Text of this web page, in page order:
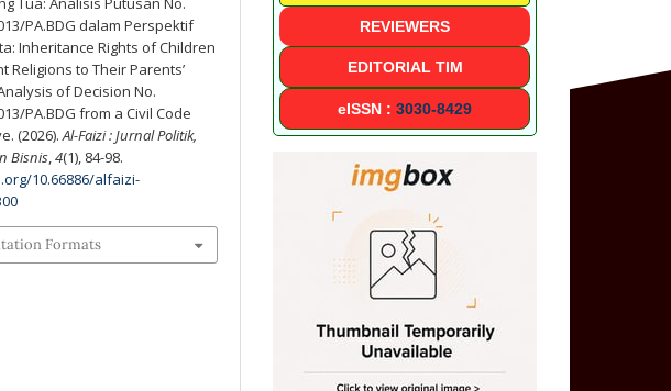
PA.BDG dalam Perspektif
Inheritance Rights of Children
Religions to Their Parents’
of Decision No.
PA.BDG from a Civil Code
(2026).Al-Faizi : Jurnal Politik,
Bisnis ,4(1), 84-98.
10.66886/alfaizi-
Formats
REVIEWERS
EDITORIAL TIM
eISSN : 3030-8429